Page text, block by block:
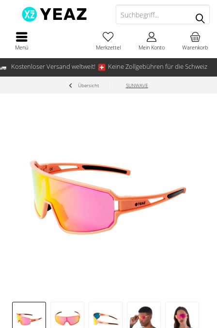
Kostenloser Versand weltweit! Keine Zollgebühren für die Schweiz
Menü Warenkorb
Merkzettel Mein Konto
Übersicht SUNWAVE